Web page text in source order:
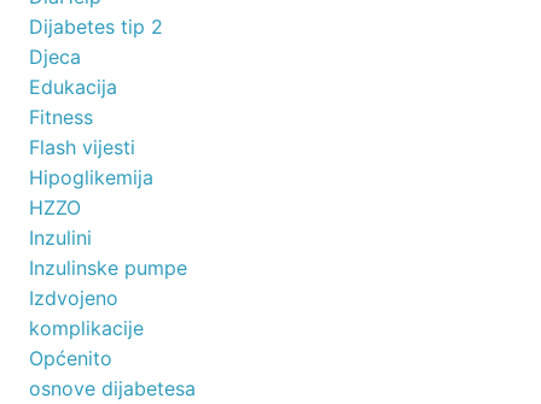
Dijabetes tip 2
Djeca
Edukacija
Fitness
Flash vijesti
Hipoglikemija
HZZO
Inzulini
Inzulinske pumpe
Izdvojeno
komplikacije
Općenito
osnove dijabetesa